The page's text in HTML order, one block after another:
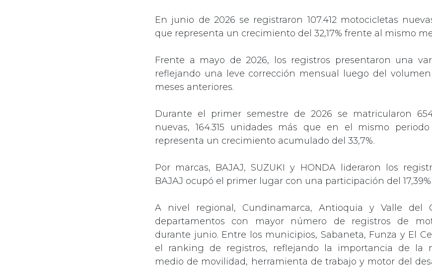
En junio de 2026 se registraron 107.412 motocicletas
que representa un crecimiento del 32,17% frente al mismo
Frente a mayo de 2026, los registros presentaron una
reflejando una leve corrección mensual luego del
meses anteriores.
Durante el primer semestre de 2026 se matricularon
nuevas, 164.315 unidades más que en el mismo
representa un crecimiento acumulado del 33,7%.
Por marcas, BAJAJ, SUZUKI y HONDA lideraron los
BAJAJ ocupó el primer lugar con una participación del 17,39%.
A nivel regional, Cundinamarca, Antioquia y Valle del
departamentos con mayor número de registros de
durante junio. Entre los municipios, Sabaneta, Funza y El
el ranking de registros, reflejando la importancia de la
medio de movilidad, herramienta de trabajo y motor del